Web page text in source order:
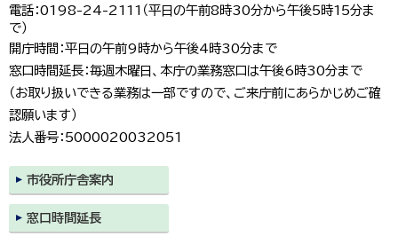
電話：0198-24-2111（平日の午前8時30分から午後5時15分ま
で）
開庁時間：平日の午前9時から午後4時30分まで
窓口時間延長：毎週木曜日、本庁の業務窓口は午後6時30分まで
（お取り扱いできる業務は一部ですので、ご来庁前にあらかじめご確
認願います）
法人番号：5000020032051
市役所庁舎案内
窓口時間延長